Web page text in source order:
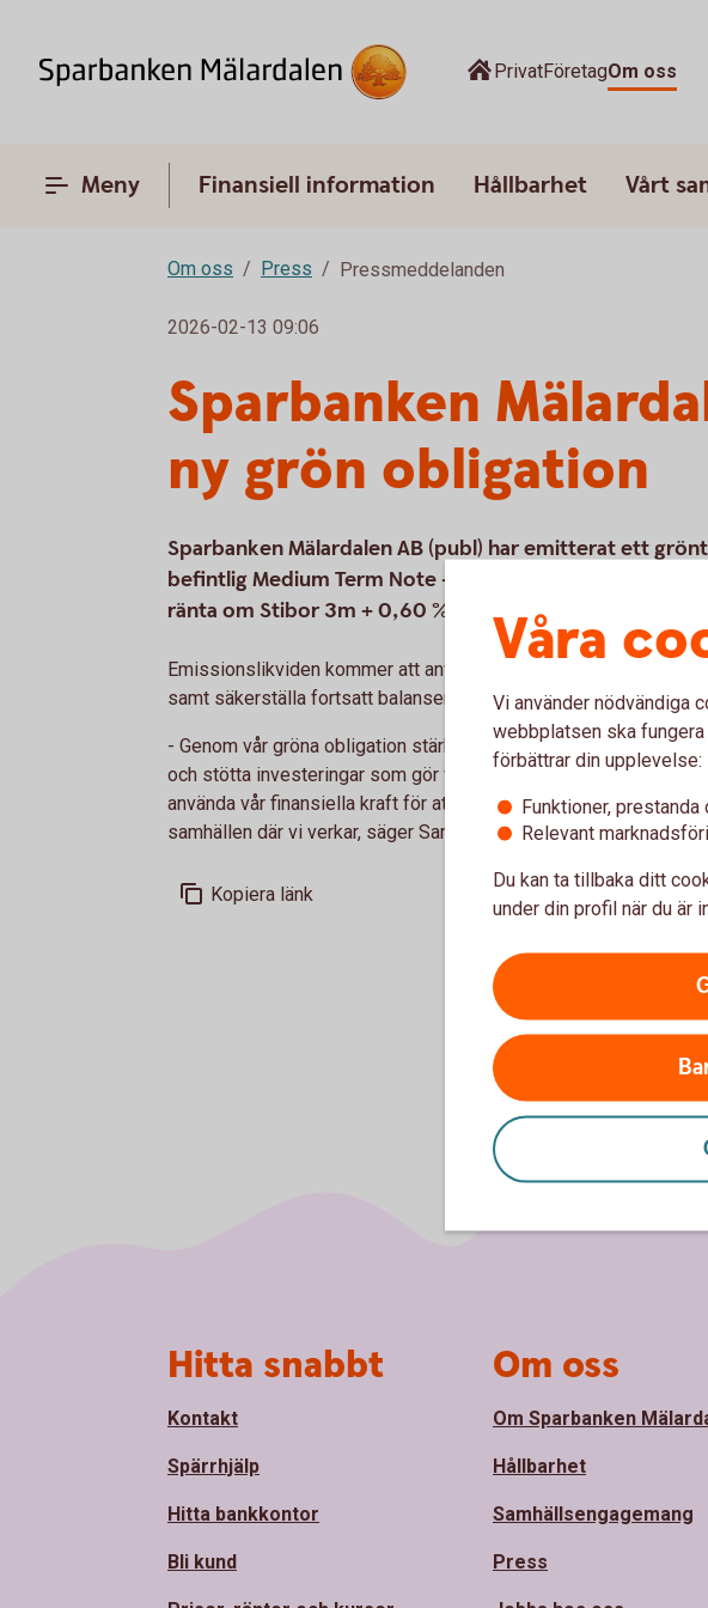
PrivatFöretagOm oss
Meny Finansiell information Hållbarhet Vårt
Om oss Press Pressmeddelanden
2026-02-13 09:06
Sparbanken
ny grön obligation
Sparbanken Mälardalen AB (publ) har emitterat ett
befintlig Medium Term Note – program om 6
ränta om Stibor 3m + 0,60 % med kvartalsvis
Emissionslikviden kommer att användas till refinansiering av
samt säkerställa fortsatt balanserad tillväxt för lokal utlåning.
- Genom vår gröna obligation stärker vi vår möjlighet att bidra till
och stötta investeringar som gör verklig skillnad lokalt. För oss
använda vår finansiella kraft för att skapa hållbar utveckling och
samhällen där vi verkar, säger Sanna Nalin, hållbarhetschef på
Kopiera länk
Våra
Vi använder nödvändiga
webbplatsen ska
förbättrar din upplevelse:
Funktioner,
Relevant
Du kan ta tillbaka ditt
under din profil när du är
Hitta snabbt
Kontakt
Spärrhjälp
Hitta bankkontor
Bli kund
Om oss
Om Sparbanken
Hållbarhet
Samhällsengagemang
Press